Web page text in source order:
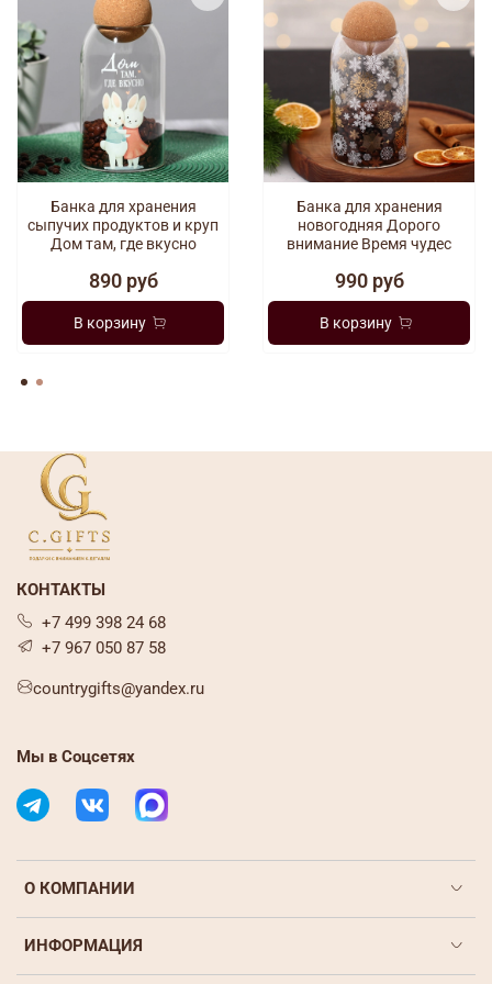
Банка для хранения
сыпучих продуктов и круп
Дом там, где вкусно
890 руб
В корзину
Банка для хранения
новогодняя Дорого
внимание Время чудес
990 руб
В корзину
О КОМПАНИИ
ИНФОРМАЦИЯ
КОНТАКТЫ
+7 499 398 24 68
+7 967 050 87 58
countrygifts@yandex.ru
Мы в Соцсетях